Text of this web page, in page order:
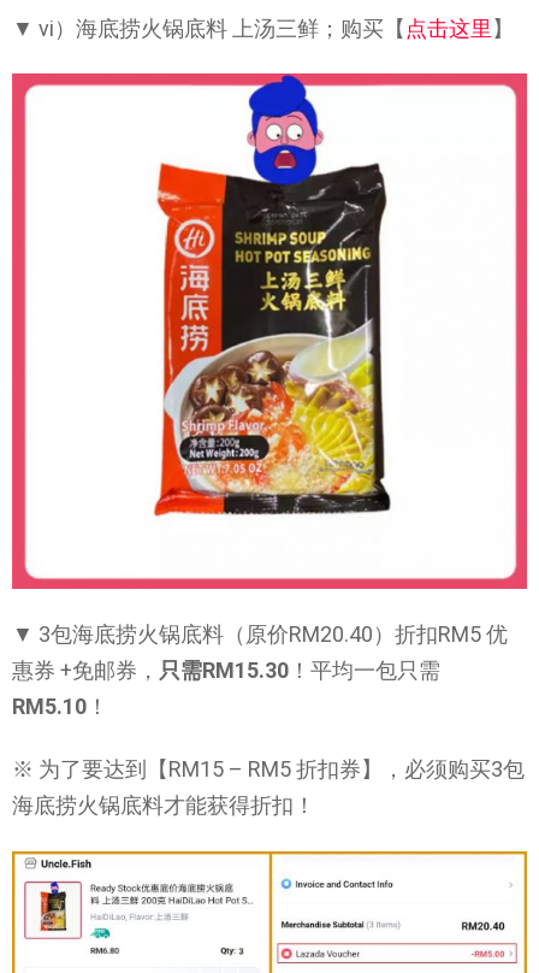
▼ vi）海底捞火锅底料 上汤三鲜；购买【点击这里】
▼ 3包海底捞火锅底料（原价RM20.40）折扣RM5 优
惠券 +免邮券， 只需RM15.30 ！平均一包只需
RM5.10 ！
※ 为了要达到【RM15 – RM5 折扣券】，必须购买3包
海底捞火锅底料才能获得折扣！